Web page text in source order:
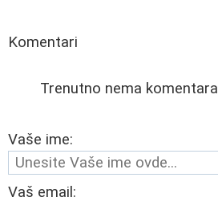
Komentari
Trenutno nema
Vaše ime:
Vaš email: